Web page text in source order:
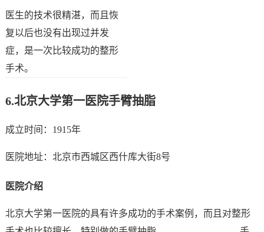
医生的技术很精湛，而且恢
复以后也没有出现过并发
症，是一次比较成功的整形
手术。
6.北京大学第一医院手臂抽脂
成立时间：1915年
医院地址：北京市西城区西什库大街8号
医院介绍
北京大学第一医院的具有许多成功的手术案例，而且对整形